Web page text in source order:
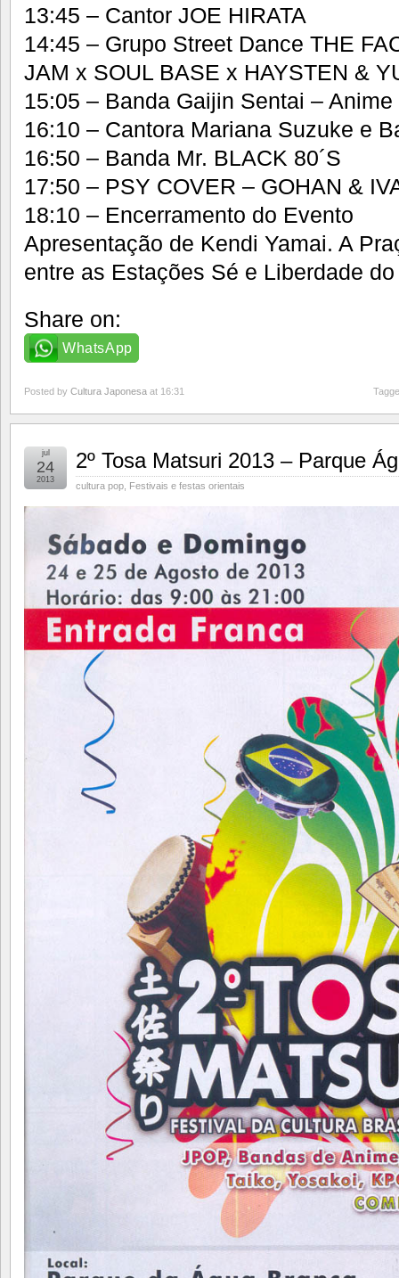
13:45 – Cantor JOE HIRATA
14:45 – Grupo Street Dance THE
JAM x SOUL BASE x HAYSTEN &
15:05 – Banda Gaijin Sentai –
16:10 – Cantora Mariana Suzuke e
16:50 – Banda Mr. BLACK 80´S
17:50 – PSY COVER – GOHAN &
18:10 – Encerramento do Evento
Apresentação de Kendi Yamai. A
entre as Estações Sé e Liberdade
Share on:
WhatsApp
Posted by Cultura Japonesa at 16:31
2º Tosa Matsuri 2013 – Parque
cultura pop Festivais e festas orientais
jul
24
2013